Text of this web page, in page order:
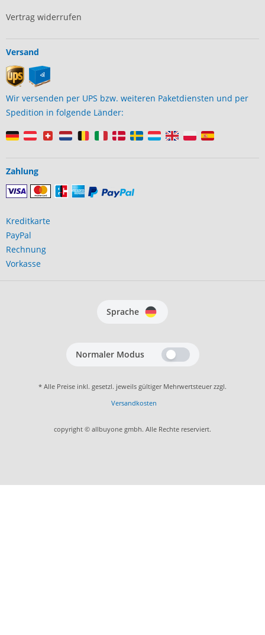
Vertrag widerrufen
Versand
Wir versenden per UPS bzw. weiteren Paketdiensten und per
Spedition in folgende Länder:
Zahlung
Kreditkarte
PayPal
Rechnung
Vorkasse
Sprache
Normaler Modus
* Alle Preise inkl. gesetzl. jeweils gültiger Mehrwertsteuer zzgl.
Versandkosten
copyright © allbuyone gmbh. Alle Rechte reserviert.